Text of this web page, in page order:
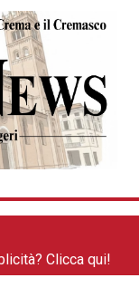
Clicca qui!